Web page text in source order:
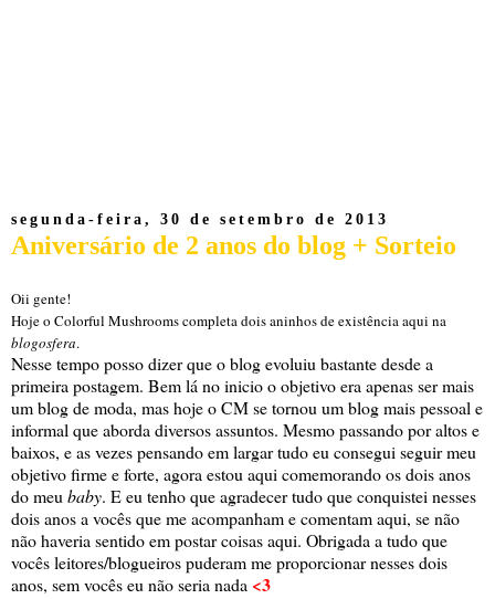
segunda-feira, 30 de setembro de 2013
Aniversário de 2 anos do blog + Sorteio
Oii gente!
Hoje o Colorful Mushrooms completa dois aninhos de existência aqui na
blogosfera.
Nesse tempo posso dizer que o blog evoluiu bastante desde a
primeira postagem. Bem lá no inicio o objetivo era apenas ser mais
um blog de moda, mas hoje o CM se tornou um blog mais pessoal e
informal que aborda diversos assuntos. Mesmo passando por altos e
baixos, e as vezes pensando em largar tudo eu consegui seguir meu
objetivo firme e forte, agora estou aqui comemorando os dois anos
do meubaby. E eu tenho que agradecer tudo que conquistei nesses
dois anos a vocês que me acompanham e comentam aqui, se não
não haveria sentido em postar coisas aqui. Obrigada a tudo que
vocês leitores/blogueiros puderam me proporcionar nesses dois
anos, sem vocês eu não seria nada <3